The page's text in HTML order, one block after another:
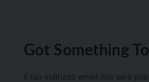
Got Something
Il tuo indirizzo email non sarà